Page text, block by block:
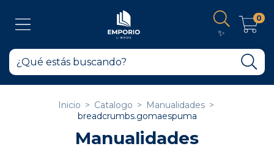
✨
0
Inicio > Catalogo > Manualidades >
breadcrumbs.gomaespuma
Manualidades